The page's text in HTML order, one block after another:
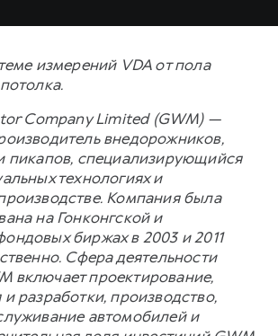
измерений VDA от пола
Company Limited (GWM) —
внедорожников,
пикапов, специализирующийся
технологиях и
Компания была
на Гонконгской и
биржах в 2003 и 2011
Сфера деятельности
включает проектирование,
разработки, производство,
автомобилей и